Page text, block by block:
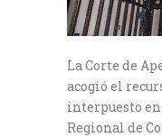
La Corte de
acogió el
interpuesto
Regional de